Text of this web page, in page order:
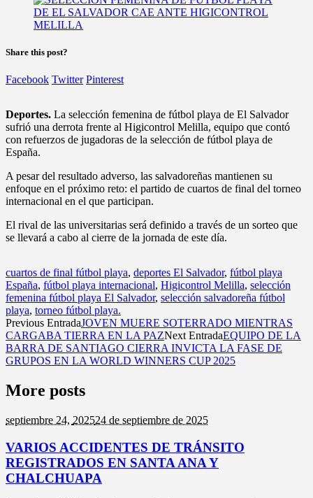
Share this post?
Facebook Twitter Pinterest
Deportes. La selección femenina de fútbol playa de El Salvador
sufrió una derrota frente al Higicontrol Melilla, equipo que contó
con refuerzos de jugadoras de la selección de fútbol playa de
España.
A pesar del resultado adverso, las salvadoreñas mantienen su
enfoque en el próximo reto: el partido de cuartos de final del torneo
internacional en el que participan.
El rival de las universitarias será definido a través de un sorteo que
se llevará a cabo al cierre de la jornada de este día.
cuartos de final fútbol playa, deportes El Salvador, fútbol playa
España, fútbol playa internacional, Higicontrol Melilla, selección
femenina fútbol playa El Salvador, selección salvadoreña fútbol
playa, torneo fútbol playa.
Previous EntradaJOVEN MUERE SOTERRADO MIENTRAS
CARGABA TIERRA EN LA PAZNext EntradaEQUIPO DE LA
BARRA DE SANTIAGO CIERRA INVICTA LA FASE DE
GRUPOS EN LA WORLD WINNERS CUP 2025
More posts
septiembre 24, 202524 de septiembre de 2025
VARIOS ACCIDENTES DE TRÁNSITO
REGISTRADOS EN SANTA ANA Y
CHALCHUAPA